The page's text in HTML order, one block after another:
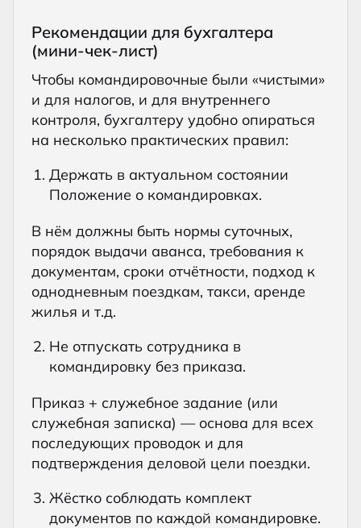
Рекомендации для бухгалтера
(мини-чек-лист)
Чтобы командировочные были «чистыми»
и для налогов, и для внутреннего
контроля, бухгалтеру удобно опираться
на несколько практических правил:
Держать в актуальном состоянии
Положение о командировках.
В нём должны быть нормы суточных,
порядок выдачи аванса, требования к
документам, сроки отчётности, подход к
однодневным поездкам, такси, аренде
жилья и т.д.
Не отпускать сотрудника в
командировку без приказа.
Приказ + служебное задание (или
служебная записка) — основа для всех
последующих проводок и для
подтверждения деловой цели поездки.
Жёстко соблюдать комплект
документов по каждой командировке.